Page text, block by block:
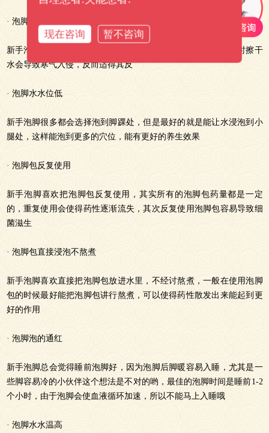
· 泡脚结束后不擦脚
新手泡脚不擦脚，一般泡脚结束后脚部腿部毛孔会张开，不及时擦干
水会导致寒气入侵，反而适得其反
· 泡脚水水位低
新手泡脚很多都会选择泡到脚踝处，但是最好的就是能让水浸泡到小
腿处，这样能泡到更多的穴位，能有更好的养生效果
· 泡脚包反复使用
新手泡脚喜欢把泡脚包反复使用，其实所有的泡脚包药量都是一定
的，重复使用会使得药性逐渐流失，其次反复使用泡脚包容易导致细
菌滋生
· 泡脚包直接浸泡不熬煮
新手泡脚喜欢直接把泡脚包放进水里，不经讨熬煮，一般在使用泡脚
包的时候最好能把泡脚包讲行熬煮，可以使得药性散发出来能起到更
好的作用
· 泡脚泡的通红
新手泡脚总会觉得睡前泡脚好，因为泡脚后脚暖容易入睡，尤其是一
些脚容易冷的小伙伴这个想法是不对的哟，最佳的泡脚时间是睡前1-2
个小时，由于泡脚会使血液循环加速，所以不能马上入睡哦
· 泡脚水水温高
现在咨询 暂不咨询